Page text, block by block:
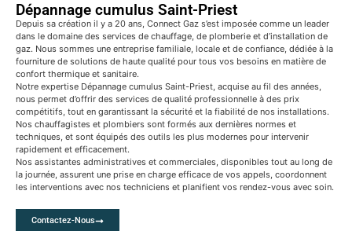
Dépannage cumulus Saint-Priest
Depuis sa création il y a 20 ans, Connect Gaz s’est imposée comme un leader
dans le domaine des services de chauffage, de plomberie et d’installation de
gaz. Nous sommes une entreprise familiale, locale et de confiance, dédiée à la
fourniture de solutions de haute qualité pour tous vos besoins en matière de
confort thermique et sanitaire.
Notre expertise Dépannage cumulus Saint-Priest, acquise au fil des années,
nous permet d’offrir des services de qualité professionnelle à des prix
compétitifs, tout en garantissant la sécurité et la fiabilité de nos installations.
Nos chauffagistes et plombiers sont formés aux dernières normes et
techniques, et sont équipés des outils les plus modernes pour intervenir
rapidement et efficacement.
Nos assistantes administratives et commerciales, disponibles tout au long de
la journée, assurent une prise en charge efficace de vos appels, coordonnent
les interventions avec nos techniciens et planifient vos rendez-vous avec soin.
Contactez-Nous